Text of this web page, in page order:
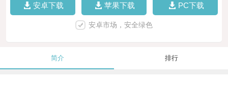
安卓下载 苹果下载 PC下载
安卓市场，安全绿色
简介 排行